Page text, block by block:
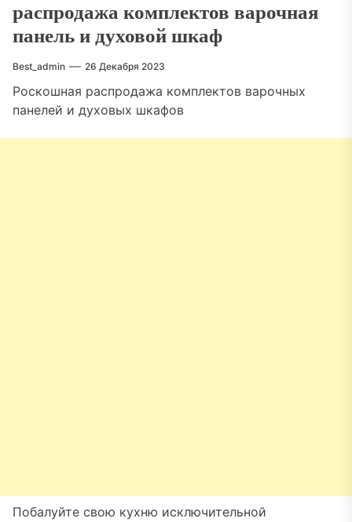
распродажа комплектов варочная
панель и духовой шкаф
Best_admin 26 Декабря 2023
Роскошная распродажа комплектов варочных
панелей и духовых шкафов
Побалуйте свою кухню исключительной